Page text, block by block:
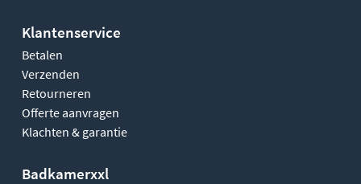
Klantenservice
Betalen
Verzenden
Retourneren
Offerte aanvragen
Klachten & garantie
Badkamerxxl